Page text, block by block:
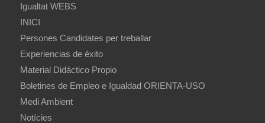
Igualtat WEBS
INICI
Persones Candidates per treballar
Experiencias de éxito
Material Didáctico Propio
Boletines de Empleo e Igualdad ORIENTA-USO
Medi Ambient
Notícies